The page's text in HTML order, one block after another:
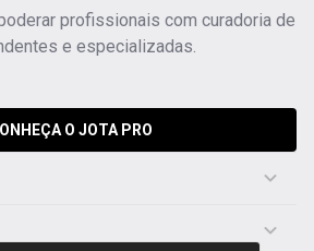
profissionais com curadoria de
e especializadas.
O JOTA PRO